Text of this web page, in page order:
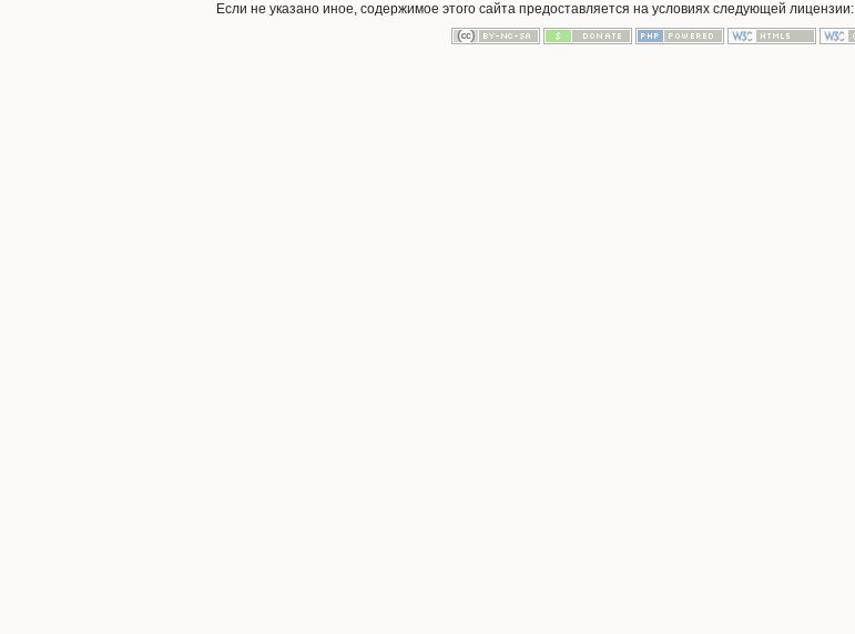
Если не указано иное, содержимое этого сайта предоставляется на условиях следующей лицензии: